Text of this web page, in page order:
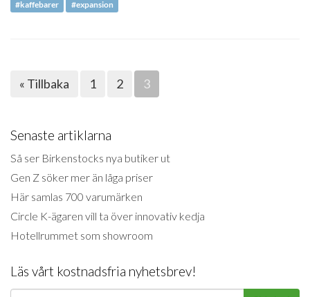
#kaffebarer #expansion
« Tillbaka 1 2 3
Senaste artiklarna
Så ser Birkenstocks nya butiker ut
Gen Z söker mer än låga priser
Här samlas 700 varumärken
Circle K-ägaren vill ta över innovativ kedja
Hotellrummet som showroom
Läs vårt kostnadsfria nyhetsbrev!